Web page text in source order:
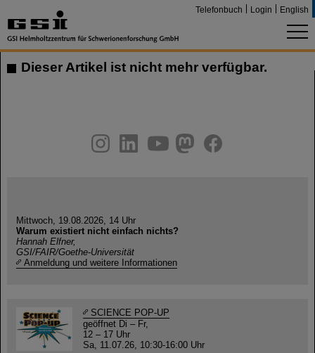
Telefonbuch Login English
Dieser Artikel ist nicht mehr verfügbar.
youtube
helmholtz.social
facebook
Mittwoch, 19.08.2026, 14 Uhr
Warum existiert nicht einfach nichts?
Hannah Elfner,
GSI/FAIR/Goethe-Universität
Anmeldung und weitere Informationen
SCIENCE POP-UP
geöffnet Di – Fr,
12 – 17 Uhr
Sa, 11.07.26, 10:30-16:00 Uhr